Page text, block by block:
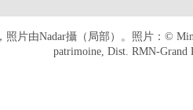
照片由Nadar攝（局部）。照片：©
patrimoine, Dist. RMN-Grand